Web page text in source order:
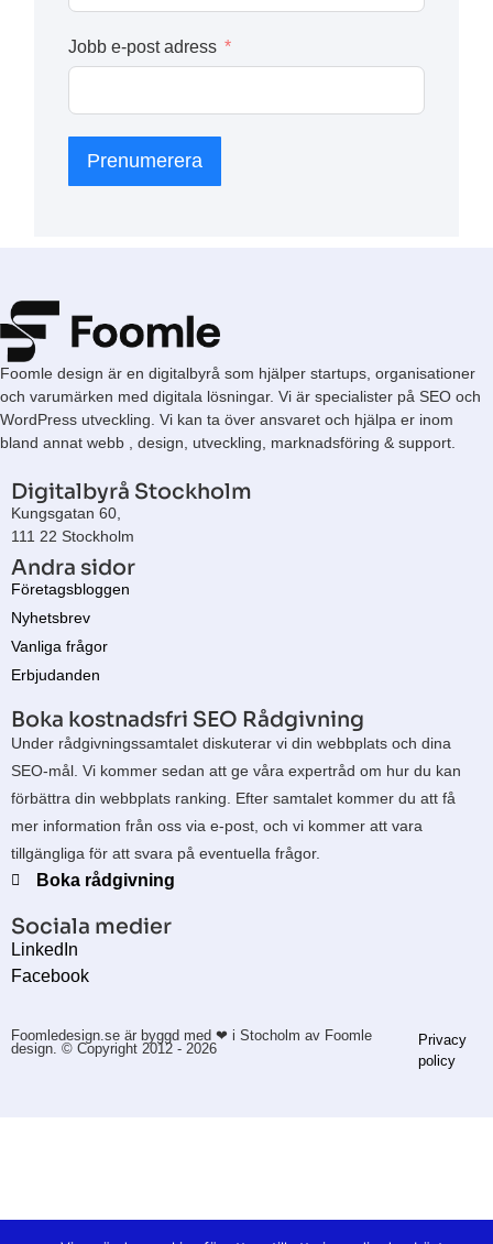
Jobb e-post adress
Prenumerera
Foomle design är en digitalbyrå som hjälper startups, organisationer
och varumärken med digitala lösningar. Vi är specialister på SEO och
WordPress utveckling. Vi kan ta över ansvaret och hjälpa er inom
bland annat webb , design, utveckling, marknadsföring & support.
Digitalbyrå Stockholm
Kungsgatan 60,
111 22 Stockholm
Andra sidor
Företagsbloggen
Nyhetsbrev
Vanliga frågor
Erbjudanden
Boka kostnadsfri SEO Rådgivning
Under rådgivningssamtalet diskuterar vi din webbplats och dina
SEO-mål. Vi kommer sedan att ge våra expertråd om hur du kan
förbättra din webbplats ranking. Efter samtalet kommer du att få
mer information från oss via e-post, och vi kommer att vara
tillgängliga för att svara på eventuella frågor.
Boka rådgivning
Sociala medier
LinkedIn
Facebook
Foomledesign.se är byggd med ❤ i Stocholm av Foomle
design. © Copyright 2012 - 2026
Privacy
policy